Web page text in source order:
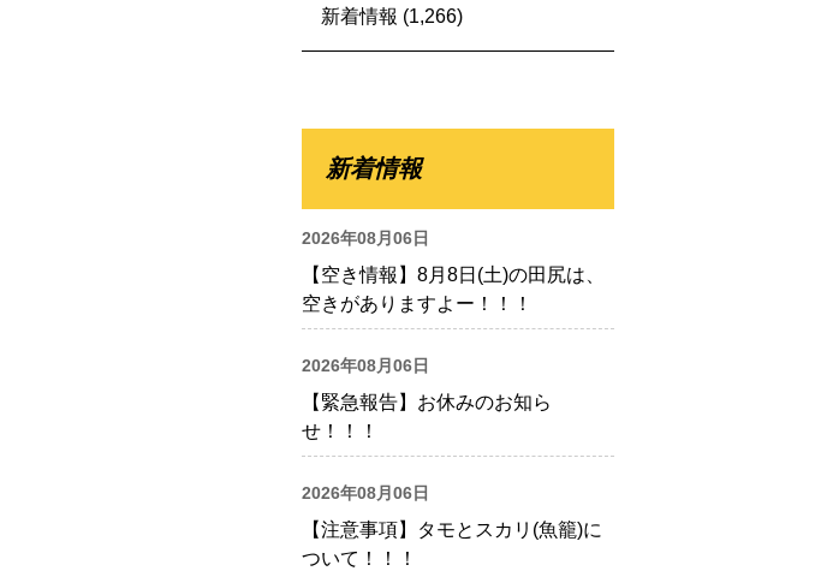
新着情報 (1,266)
新着情報
2026年08月06日
【空き情報】8月8日(土)の田尻は、
空きがありますよー！！！
2026年08月06日
【緊急報告】お休みのお知ら
せ！！！
2026年08月06日
【注意事項】タモとスカリ(魚籠)に
ついて！！！